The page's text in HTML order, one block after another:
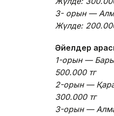
3- орын —
Жүлде:
Әйелдер
1-орын —
500.000 тг
2-орын —
300.000 тг
3-орын —